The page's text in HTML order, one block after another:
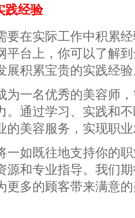
践经验
要在实际工作中积累
平台上，你可以了解
展积累宝贵的实践经
为一名优秀的美容师
。通过学习、实践和
的美容服务，实现职
一如既往地支持你的
源和专业指导。我们
更多的顾客带来满意